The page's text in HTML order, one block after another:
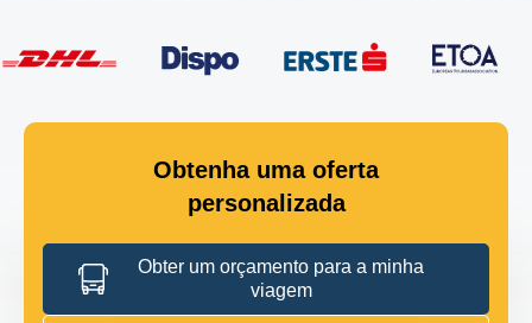
Obtenha uma oferta
personalizada
Obter um orçamento para a minha
viagem